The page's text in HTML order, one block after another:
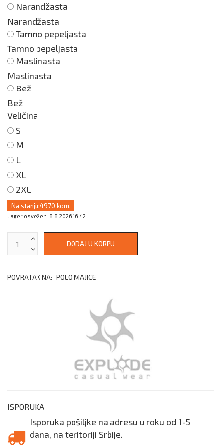
Narandžasta
Narandžasta
Tamno pepeljasta
Tamno pepeljasta
Maslinasta
Maslinasta
Bež
Bež
Veličina
S
M
L
XL
2XL
Na stanju:4970 kom.
Lager osvežen: 8.8.2026 16:42
POVRATAK NA: POLO MAJICE
ISPORUKA
Isporuka pošiljke na adresu u roku od 1-5
dana, na teritoriji Srbije.